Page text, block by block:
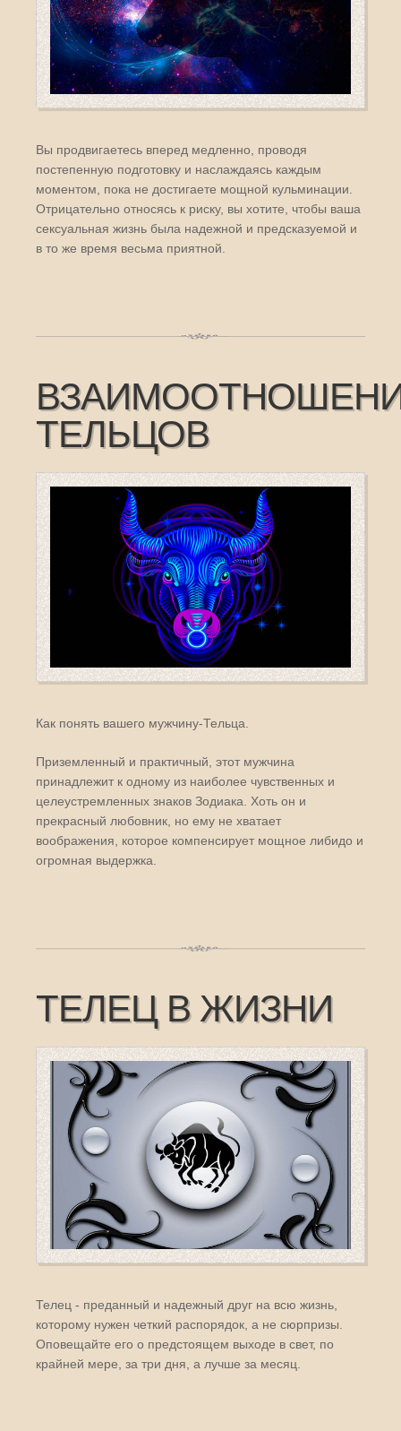
Вы продвигаетесь вперед медленно, проводя
постепенную подготовку и наслаждаясь каждым
моментом, пока не достигаете мощной кульминации.
Отрицательно относясь к риску, вы хотите, чтобы ваша
сексуальная жизнь была надежной и предсказуемой и
в то же время весьма приятной.
ТЕЛЬЦОВ
Как понять вашего мужчину-Тельца.
Приземленный и практичный, этот мужчина
принадлежит к одному из наиболее чувственных и
целеустремленных знаков Зодиака. Хоть он и
прекрасный любовник, но ему не хватает
воображения, которое компенсирует мощное либидо и
огромная выдержка.
ТЕЛЕЦ В ЖИЗНИ
Телец - преданный и надежный друг на всю жизнь,
которому нужен четкий распорядок, а не сюрпризы.
Оповещайте его о предстоящем выходе в свет, по
крайней мере, за три дня, а лучше за месяц.